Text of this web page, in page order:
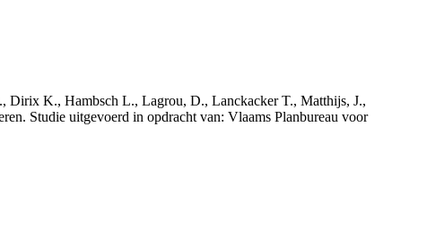
Dirix K., Hambsch L., Lagrou, D., Lanckacker T., Matthijs, J.,
Studie uitgevoerd in opdracht van: Vlaams Planbureau voor